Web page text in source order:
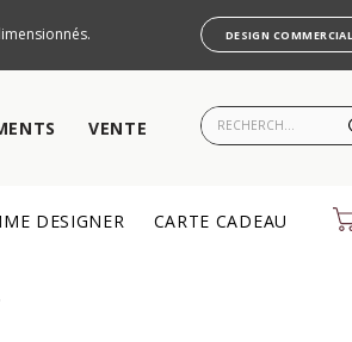
DESIGN COMMERCIAL
VENTE
DESIGNER CARTE CADEAU